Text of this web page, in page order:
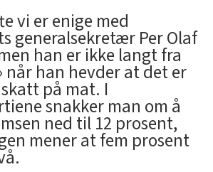
vi er enige med
generalsekretær Per Olaf
han er ikke langt fra
når han hevder at det er
på mat. I
snakker man om å
ned til 12 prosent,
mener at fem prosent